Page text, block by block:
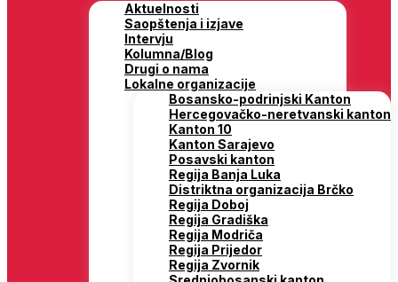
Aktuelnosti
Saopštenja i izjave
Intervju
Kolumna/Blog
Drugi o nama
Lokalne organizacije
Bosansko-podrinjski Kanton
Hercegovačko-neretvanski kanton
Kanton 10
Kanton Sarajevo
Posavski kanton
Regija Banja Luka
Distriktna organizacija Brčko
Regija Doboj
Regija Gradiška
Regija Modriča
Regija Prijedor
Regija Zvornik